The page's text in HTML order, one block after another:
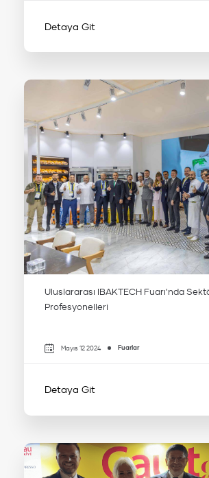
Detaya Git
Uluslararası IBAKTECH Fuarı'nda
Profesyonelleri
Mayıs 12 2024 Fuarlar
Detaya Git